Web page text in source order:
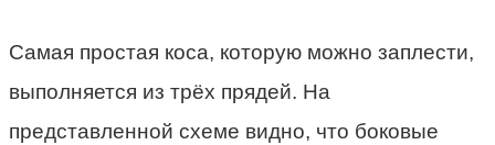
Самая простая коса, которую можно заплести,
выполняется из трёх прядей. На
представленной схеме видно, что боковые